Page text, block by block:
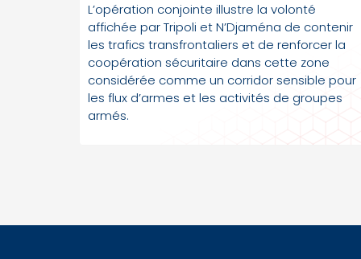
L’opération conjointe illustre la volonté
affichée par Tripoli et N’Djaména de contenir
les trafics transfrontaliers et de renforcer la
coopération sécuritaire dans cette zone
considérée comme un corridor sensible pour
les flux d’armes et les activités de groupes
armés.